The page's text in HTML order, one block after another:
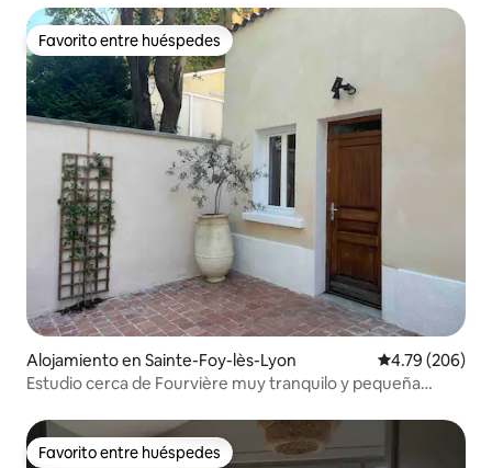
Favorito entre huéspedes
Favorito entre huéspedes
Alojamiento en Sainte-Foy-lès-Lyon Calificación
4.79 (206)
Estudio cerca de Fourvière muy tranquilo y pequeña
Favorito entre huéspedes
Favorito entre huéspedes